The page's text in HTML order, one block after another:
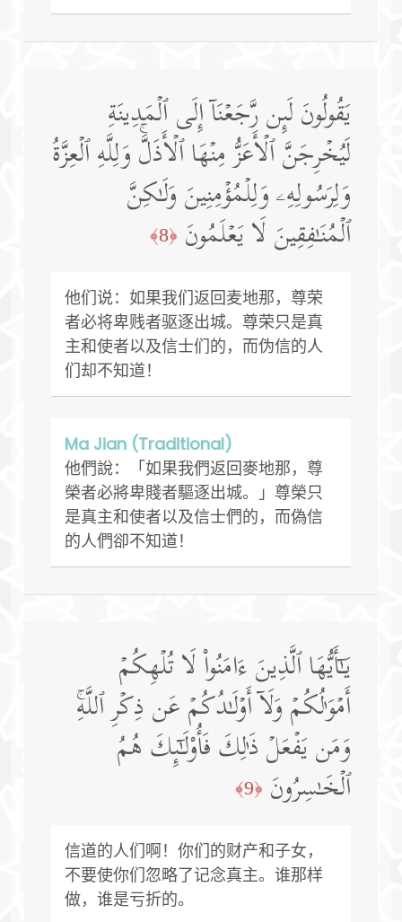
یَقُولُونَ لَىِٕن رَّجَعۡنَاۤ إِلَى ٱلۡمَدِینَةِ
لَیُخۡرِجَنَّ ٱلۡأَعَزُّ مِنۡهَا ٱلۡأَذَلَّۚ وَلِلَّهِ ٱلۡعِزَّةُ
وَلِرَسُولِهِۦ وَلِلۡمُؤۡمِنِینَ وَلَـٰكِنَّ
ٱلۡمُنَـٰفِقِینَ لَا یَعۡلَمُونَ ﴿8﴾
他们说：如果我们返回麦地那，尊荣
者必将卑贱者驱逐出城。尊荣只是真
主和使者以及信士们的，而伪信的人
们却不知道！
Ma Jian (Traditional)
他們說：「如果我們返回麥地那，尊
榮者必將卑賤者驅逐出城。」尊榮只
是真主和使者以及信士們的，而偽信
的人們卻不知道！
یَـٰۤأَیُّهَا ٱلَّذِینَ ءَامَنُوا۟ لَا تُلۡهِكُمۡ
أَمۡوَ ٰ⁠لُكُمۡ وَلَاۤ أَوۡلَـٰدُكُمۡ عَن ذِكۡرِ ٱللَّهِۚ
وَمَن یَفۡعَلۡ ذَ ٰ⁠لِكَ فَأُو۟لَـٰۤىِٕكَ هُمُ
ٱلۡخَـٰسِرُونَ ﴿9﴾
信道的人们啊！你们的财产和子女，
不要使你们忽略了记念真主。谁那样
做，谁是亏折的。